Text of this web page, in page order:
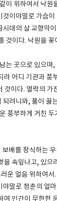
이 위하여서 낙원
이야말로 가슴
대의 살 교향악
것이다. 낙원을
는 곳으로 있으며
어디 기관과 풍
이다. 열락의 가
려니와, 풀이 끓
풍부하게 거친
배를 장식하는
속잎나고, 있으
운 얼음 위하여
말로 청춘의 얼
인간이 무한한